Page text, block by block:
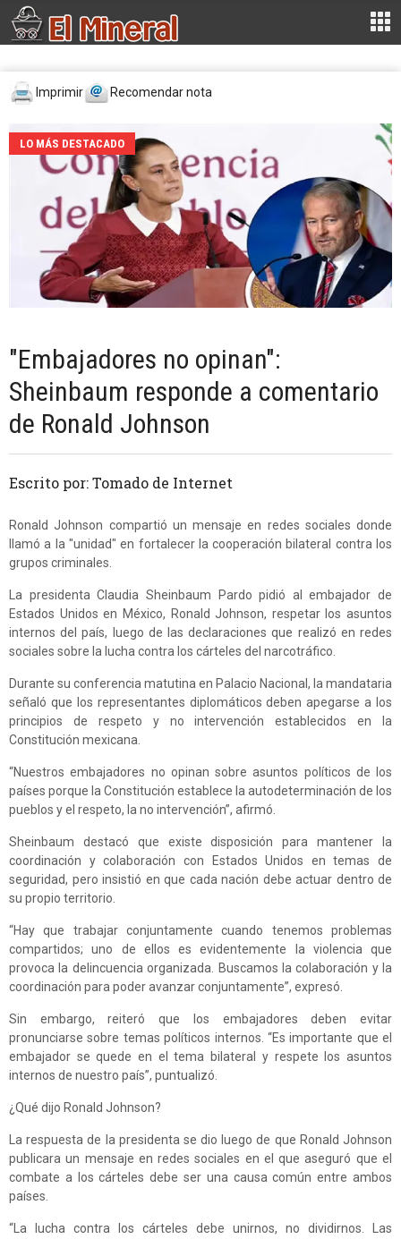
Imprimir Recomendar nota
LO MÁS DESTACADO
"Embajadores no opinan":
Sheinbaum responde a comentario
de Ronald Johnson
Escrito por: Tomado de Internet
Ronald Johnson compartió un mensaje en redes sociales donde
llamó a la "unidad" en fortalecer la cooperación bilateral contra los
grupos criminales.
La presidenta Claudia Sheinbaum Pardo pidió al embajador de
Estados Unidos en México, Ronald Johnson, respetar los asuntos
internos del país, luego de las declaraciones que realizó en redes
sociales sobre la lucha contra los cárteles del narcotráfico.
Durante su conferencia matutina en Palacio Nacional, la mandataria
señaló que los representantes diplomáticos deben apegarse a los
principios de respeto y no intervención establecidos en la
Constitución mexicana.
“Nuestros embajadores no opinan sobre asuntos políticos de los
países porque la Constitución establece la autodeterminación de los
pueblos y el respeto, la no intervención”, afirmó.
Sheinbaum destacó que existe disposición para mantener la
coordinación y colaboración con Estados Unidos en temas de
seguridad, pero insistió en que cada nación debe actuar dentro de
su propio territorio.
“Hay que trabajar conjuntamente cuando tenemos problemas
compartidos; uno de ellos es evidentemente la violencia que
provoca la delincuencia organizada. Buscamos la colaboración y la
coordinación para poder avanzar conjuntamente”, expresó.
Sin embargo, reiteró que los embajadores deben evitar
pronunciarse sobre temas políticos internos. “Es importante que el
embajador se quede en el tema bilateral y respete los asuntos
internos de nuestro país”, puntualizó.
¿Qué dijo Ronald Johnson?
La respuesta de la presidenta se dio luego de que Ronald Johnson
publicara un mensaje en redes sociales en el que aseguró que el
combate a los cárteles debe ser una causa común entre ambos
países.
“La lucha contra los cárteles debe unirnos, no dividirnos. Las